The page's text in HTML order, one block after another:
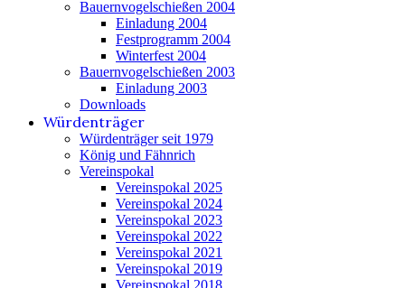
Bauernvogelschießen 2004
Einladung 2004
Festprogramm 2004
Winterfest 2004
Bauernvogelschießen 2003
Einladung 2003
Downloads
Würdenträger
Würdenträger seit 1979
König und Fähnrich
Vereinspokal
Vereinspokal 2025
Vereinspokal 2024
Vereinspokal 2023
Vereinspokal 2022
Vereinspokal 2021
Vereinspokal 2019
Vereinspokal 2018